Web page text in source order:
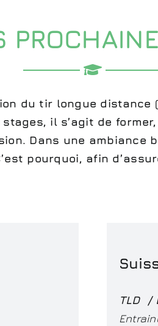
du tir longue distance
il s’agit de
Dans une ambiance
pourquoi, afin
TLD /